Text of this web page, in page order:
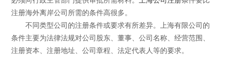
注册海外离岸公司所需的条件高很多。
不同类型公司的注册条件或要求有所差异。上海有限公司的
条件主要为法律法规对公司股东、董事、公司名称、经营范围、
注册资本、注册地址、公司章程、法定代表人等的要求。